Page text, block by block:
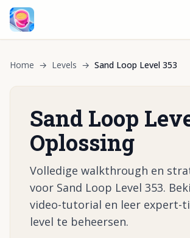
Home → Levels → Sand Loop Level 353
Sand Loop
Oplossing
Volledige walkthrough en
voor Sand Loop Level 353.
video-tutorial en leer expert-
level te beheersen.